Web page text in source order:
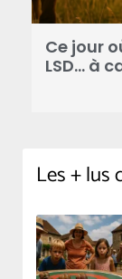
Ce jour
LSD… à
Les + lus